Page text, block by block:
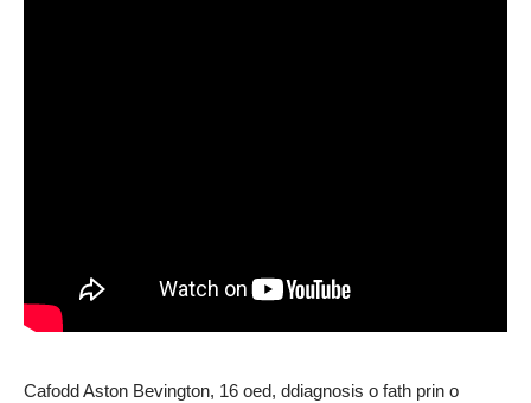
Cafodd Aston Bevington, 16 oed, ddiagnosis o fath prin o